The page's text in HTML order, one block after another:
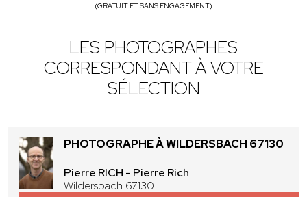
(GRATUIT ET SANS ENGAGEMENT)
LES PHOTOGRAPHES
CORRESPONDANT À VOTRE
SÉLECTION
PHOTOGRAPHE À WILDERSBACH 67130
Pierre RICH - Pierre Rich
Wildersbach 67130